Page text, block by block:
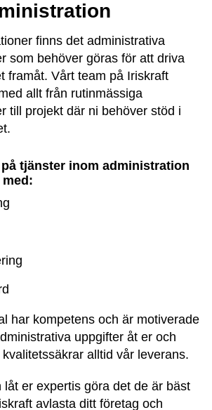
finns det administrativa
som behöver göras för att driva
framåt. Vårt team på Iriskraft
allt från rutinmässiga
till projekt där ni behöver stöd i
tjänster inom administration
har kompetens och är motiverade
uppgifter åt er och
alltid vår leverans.
låt er expertis göra det de är bäst
avlasta ditt företag och